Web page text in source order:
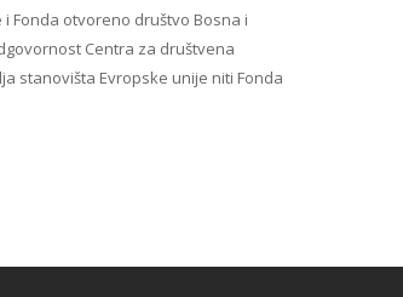
Fonda otvoreno društvo Bosna i
Centra za društvena
stanovišta Evropske unije niti Fonda